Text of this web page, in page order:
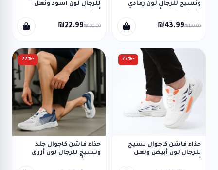
ونسيج للرجال لون رمادي
₪43.99₪120.00
للرجال لون أسود ونعل
₪22.99₪100.00
-77%
حذاء فاشن كاجوال نسيج
للرجال لون أبيض ونعل
-77%
حذاء فاشن كاجوال جلد
ونسيج للرجال لون أزرق